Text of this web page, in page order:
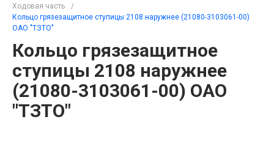
Ходовая часть
/
Кольцо грязезащитное ступицы 2108 наружнее (21080-3103061-00)
ОАО "ТЗТО"
Кольцо грязезащитное
ступицы 2108 наружнее
(21080-3103061-00) ОАО
"ТЗТО"